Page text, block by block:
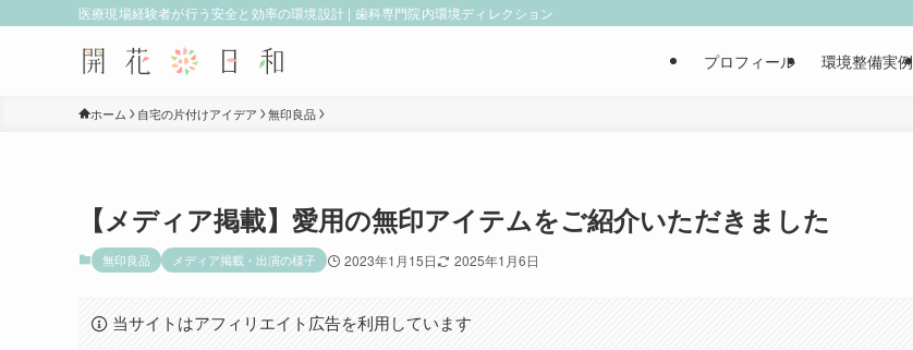
医療現場経験者が行う安全と効率の環境設計 | 歯科専門院内環境ディレクション
プロフィール 環境整備実例
ホーム 自宅の片付けアイデア 無印良品
【メディア掲載】愛用の無印アイテムをご紹介いただきました
無印良品 メディア掲載・出演の様子 2023年1月15日 2025年1月6日
当サイトはアフィリエイト広告を利用しています